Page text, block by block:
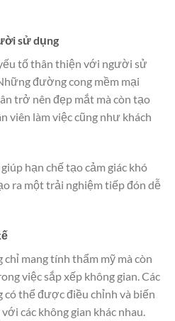
sử dụng
tố thân thiện với người sử
đường cong mềm mại
trở nên đẹp mắt mà còn tạo
viên làm việc cũng như khách
hạn chế tạo cảm giác khó
ra một trải nghiệm tiếp đón dễ
mang tính thẩm mỹ mà còn
việc sắp xếp không gian. Các
thể được điều chỉnh và biến
các không gian khác nhau.